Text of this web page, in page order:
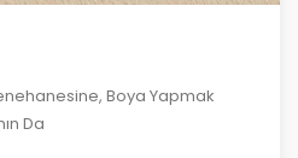
Boya Yapmak
Da